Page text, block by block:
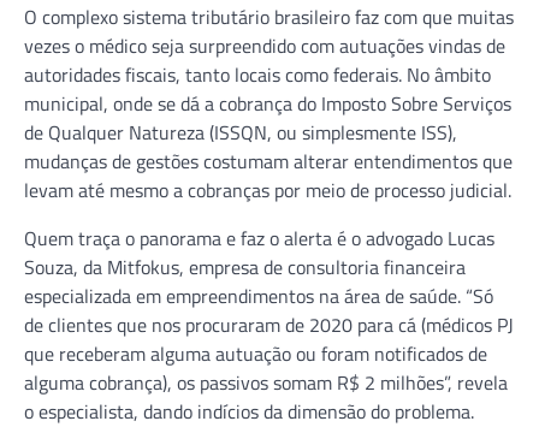
O complexo sistema tributário brasileiro faz com que muitas
vezes o médico seja surpreendido com autuações vindas de
autoridades fiscais, tanto locais como federais. No âmbito
municipal, onde se dá a cobrança do Imposto Sobre Serviços
de Qualquer Natureza (ISSQN, ou simplesmente ISS),
mudanças de gestões costumam alterar entendimentos que
levam até mesmo a cobranças por meio de processo judicial.
Quem traça o panorama e faz o alerta é o advogado Lucas
Souza, da Mitfokus, empresa de consultoria financeira
especializada em empreendimentos na área de saúde. “Só
de clientes que nos procuraram de 2020 para cá (médicos PJ
que receberam alguma autuação ou foram notificados de
alguma cobrança), os passivos somam R$ 2 milhões”, revela
o especialista, dando indícios da dimensão do problema.